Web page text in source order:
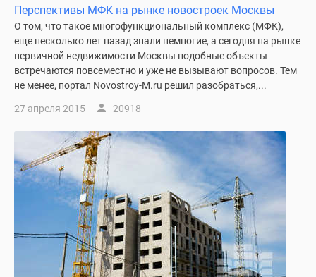
Перспективы МФК на рынке новостроек Москвы
О том, что такое многофункциональный комплекс (МФК),
еще несколько лет назад знали немногие, а сегодня на рынке
первичной недвижимости Москвы подобные объекты
встречаются повсеместно и уже не вызывают вопросов. Тем
не менее, портал Novostroy-M.ru решил разобраться,...
27 апреля 2015 20918